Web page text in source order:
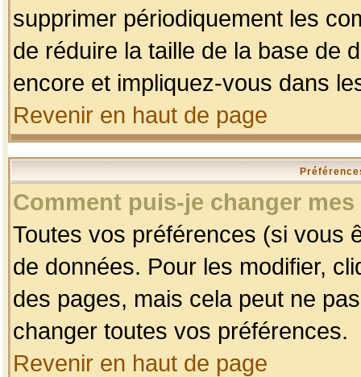
supprimer périodiquement les
de réduire la taille de la base de
encore et impliquez-vous dans
Revenir en haut de page
Comment puis-je changer
Toutes vos préférences (si vous
de données. Pour les modifier,
des pages, mais cela peut ne
changer toutes vos préférences.
Revenir en haut de page